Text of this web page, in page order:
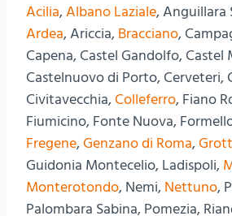
Acilia,Albano Laziale, Anguillara
Ardea, Ariccia, Bracciano,
Capena, Castel Gandolfo, Castel
Castelnuovo di Porto, Cerveteri,
Civitavecchia,Colleferro, Fiano
Fiumicino, Fonte Nuova,
Fregene,Genzano di Roma,
Guidonia Montecelio, Ladispoli,
Monterotondo, Nemi, Nettuno,
Palombara Sabina, Pomezia,